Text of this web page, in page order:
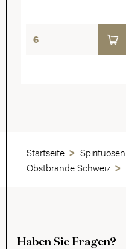
Startseite Spirituosen
Obstbrände Schweiz
Haben Sie Fragen?